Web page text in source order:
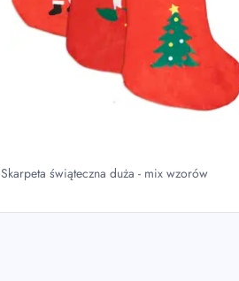
Skarpeta świąteczna duża - mix wzorów